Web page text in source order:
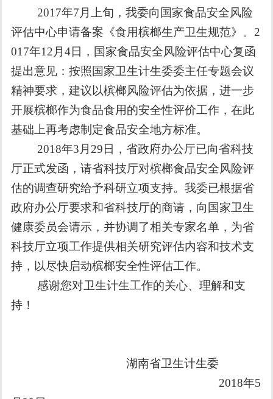
2017年7 月上旬，我委向国家食品安全风险
评估中心申请备案《食用槟榔生产卫生规范》。 2
017年12 月 4日，国家食品安全风险评估中心复函
提出意见：按照国家卫生计生委委主任专题会议
精神要求，建议以槟榔风险评估为依据，进一步
开展槟榔作为食品食用的安全性评价工作，在此
基础上再考虑制定食品安全地方标准。
2018年3 月 29 日，省政府办公厅已向省科技
厅正式发函，请省科技厅对槟榔食品安全风险评
估的调查研究给予科研立项支持。我委已根据省
政府办公厅要求和省科技厅的商请，向国家卫生
健康委员会请示，并协调了相关专家名单，为省
科技厅立项工作提供相关研究评估内容和技术支
持，以尽快启动槟榔安全性评估工作。
感谢您对卫生计生工作的关心、理解和支
持！
湖南省卫生计生委
2018年5